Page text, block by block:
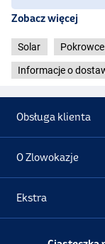
Zobacz więcej
Solar Pokrowce
Informacje o
Obsługa klienta
O Zlowokazje
Ekstra
Promocje